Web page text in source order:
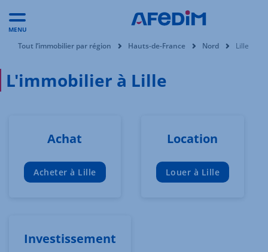
MENU
Vous êtes ici:
Tout l’immobilier par région Hauts-de-France Nord Lille
L'immobilier à Lille
Achat
Acheter à Lille
Location
Louer à Lille
Investissement